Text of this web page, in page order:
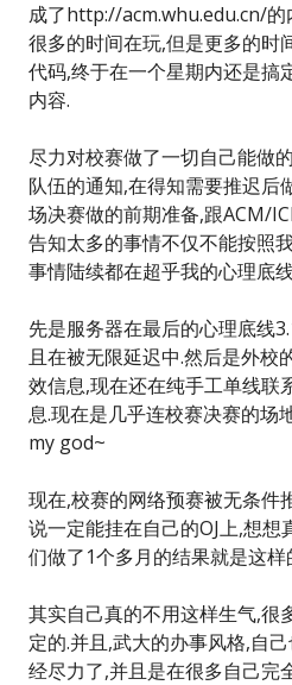
成了http://acm.whu.edu.cn/的
很多的时间在玩,但是更多的时
代码,终于在一个星期内还是搞
内容.
尽力对校赛做了一切自己能做
队伍的通知,在得知需要推迟后
场决赛做的前期准备,跟ACM/
告知太多的事情不仅不能按照
事情陆续都在超乎我的心理底
先是服务器在最后的心理底线
且在被无限延迟中.然后是外校
效信息,现在还在纯手工单线联
息.现在是几乎连校赛决赛的场
my god~
现在,校赛的网络预赛被无条件
说一定能挂在自己的OJ上,想
们做了1个多月的结果就是这
其实自己真的不用这样生气,很
定的.并且,武大的办事风格,自
经尽力了,并且是在很多自己完